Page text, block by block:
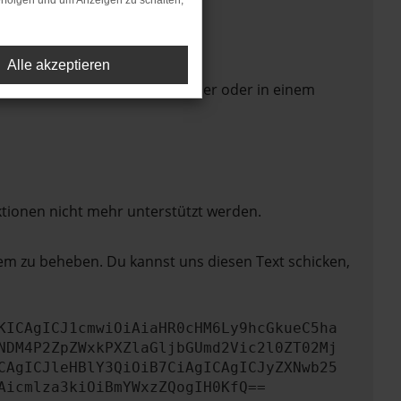
in einem anderen Browser oder in einem
nicht mehr unterstützt werden.
zu beheben. Du kannst uns diesen Text schicken,
Alle akzeptieren